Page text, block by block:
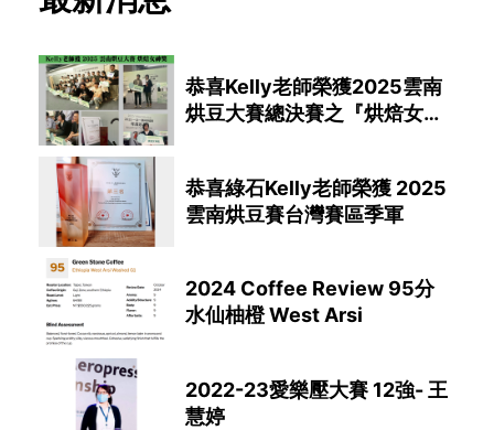
恭喜Kelly老師榮獲2025雲南
烘豆大賽總決賽之『烘焙女神
恭喜綠石Kelly老師榮獲 2025
雲南烘豆賽台灣賽區季軍
2024 Coffee Review 95分
水仙柚橙 West Arsi
2022-23愛樂壓大賽 12強- 王
慧婷